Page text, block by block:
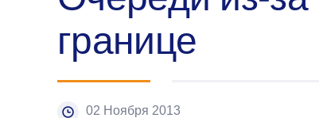
границе
02 Ноября 2013